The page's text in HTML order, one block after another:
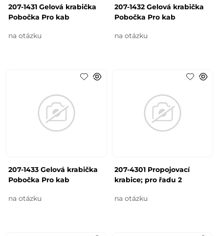
207-1431 Gelová krabička
Pobočka Pro kab
na otázku
207-1432 Gelová krabička
Pobočka Pro kab
na otázku
207-1433 Gelová krabička
Pobočka Pro kab
na otázku
207-4301 Propojovací
krabice; pro řadu 2
na otázku